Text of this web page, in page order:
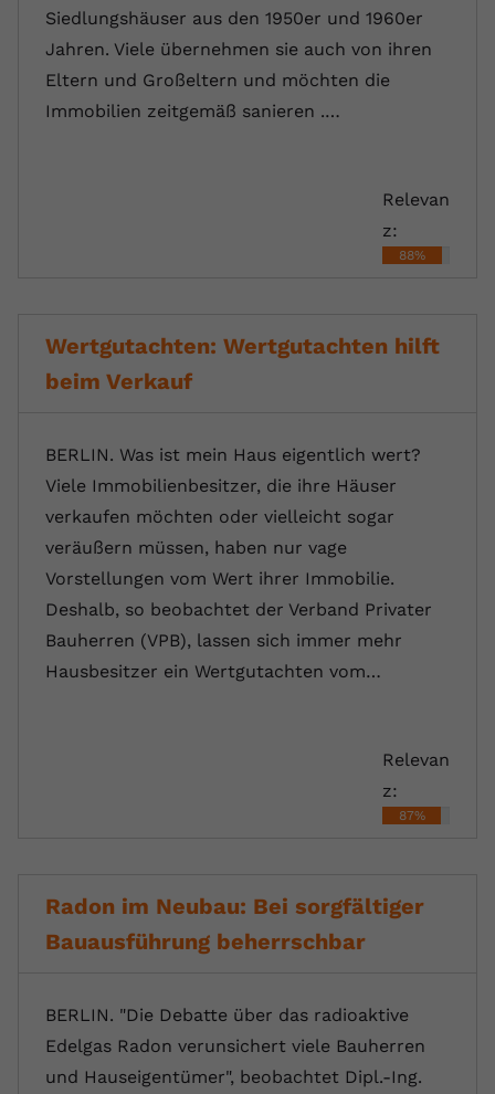
Siedlungshäuser aus den 1950er und 1960er
Jahren. Viele übernehmen sie auch von ihren
Eltern und Großeltern und möchten die
Immobilien zeitgemäß sanieren .…
Relevan
z:
88%
Wertgutachten: Wertgutachten hilft
beim Verkauf
BERLIN. Was ist mein Haus eigentlich wert?
Viele Immobilienbesitzer, die ihre Häuser
verkaufen möchten oder vielleicht sogar
veräußern müssen, haben nur vage
Vorstellungen vom Wert ihrer Immobilie.
Deshalb, so beobachtet der Verband Privater
Bauherren (VPB), lassen sich immer mehr
Hausbesitzer ein Wertgutachten vom…
Relevan
z:
87%
Radon im Neubau: Bei sorgfältiger
Bauausführung beherrschbar
BERLIN. "Die Debatte über das radioaktive
Edelgas Radon verunsichert viele Bauherren
und Hauseigentümer", beobachtet Dipl.-Ing.